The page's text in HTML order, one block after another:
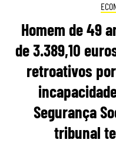
Homem de 49
de 3.389,10
retroativos
Segurança
tribunal